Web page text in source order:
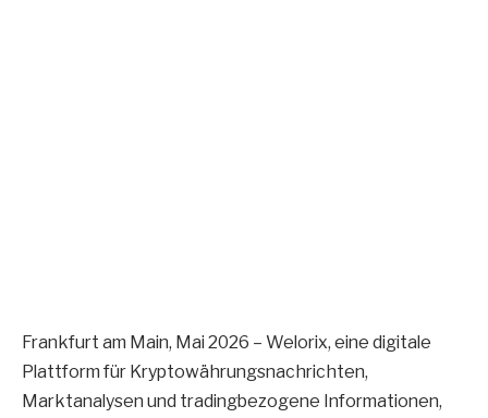
Frankfurt am Main, Mai 2026 – Welorix, eine digitale
Plattform für Kryptowährungsnachrichten,
Marktanalysen und tradingbezogene Informationen,